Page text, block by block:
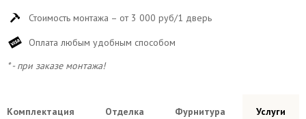
Стоимость монтажа – от 3 000 руб/1 дверь
Оплата любым удобным способом
* - при заказе монтажа!
Комплектация Отделка Фурнитура Услуги